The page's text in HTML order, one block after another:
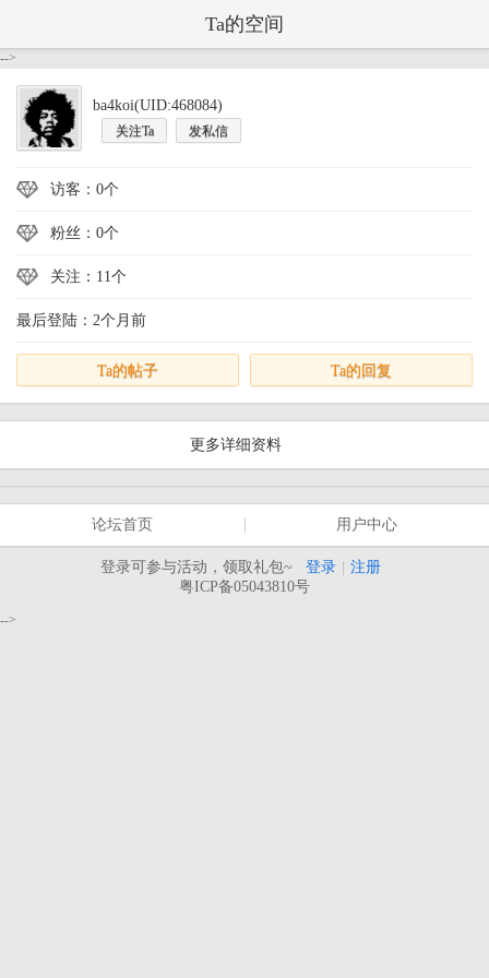
Ta的空间
-->
ba4koi(UID:468084)
关注Ta 发私信
访客：0个
粉丝：0个
关注：11个
最后登陆：2个月前
Ta的帖子 Ta的回复
更多详细资料
论坛首页 用户中心
登录可参与活动，领取礼包~ 登录
注册
粤ICP备05043810号
-->